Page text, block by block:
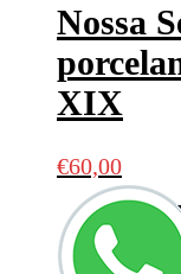
Nossa
XIX
€60,00